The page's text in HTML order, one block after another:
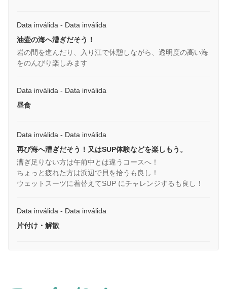
Data inválida - Data inválida
油壷の海へ漕ぎだそう！
岩の間を進んだり、入り江で休憩しながら、透明度の高い海
をのんびり楽しみます
Data inválida - Data inválida
昼食
Data inválida - Data inválida
再び海へ漕ぎだそう！又はSUP体験などを楽しもう。
漕ぎ足りない方は午前中とは違うコースへ！
ちょっと疲れた方は浜辺で貝を拾うも良し！
ウェットスーツに着替えてSUP にチャレンジするも良し！
Data inválida - Data inválida
片付け・解散